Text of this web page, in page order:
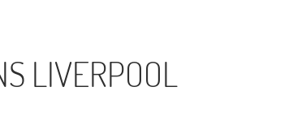
LIVERPOOL